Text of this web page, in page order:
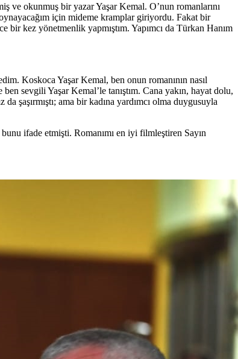
ve okunmuş bir yazar Yaşar Kemal. O’nun romanlarını
için mideme kramplar giriyordu. Fakat bir
kez yönetmenlik yapmıştım. Yapımcı da Türkan Hanım
Koskoca Yaşar Kemal, ben onun romanının nasıl
sevgili Yaşar Kemal’le tanıştım. Cana yakın, hayat dolu,
şaşırmıştı; ama bir kadına yardımcı olma duygusuyla
ifade etmişti. Romanımı en iyi filmleştiren Sayın